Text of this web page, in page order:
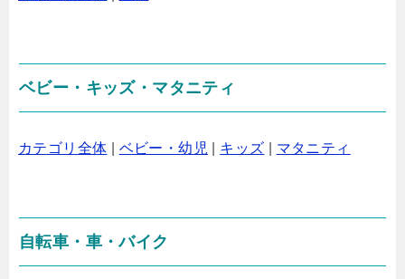
ベビー・キッズ・マタニティ
カテゴリ全体 ベビー・幼児 キッズ マタニティ
自転車・車・バイク